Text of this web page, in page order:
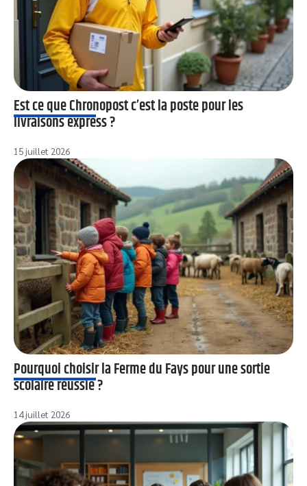
Est ce que Chronopost c’est la poste pour les
livraisons express ?
15 juillet 2026
Pourquoi choisir la Ferme du Fays pour une sortie
scolaire réussie ?
14 juillet 2026